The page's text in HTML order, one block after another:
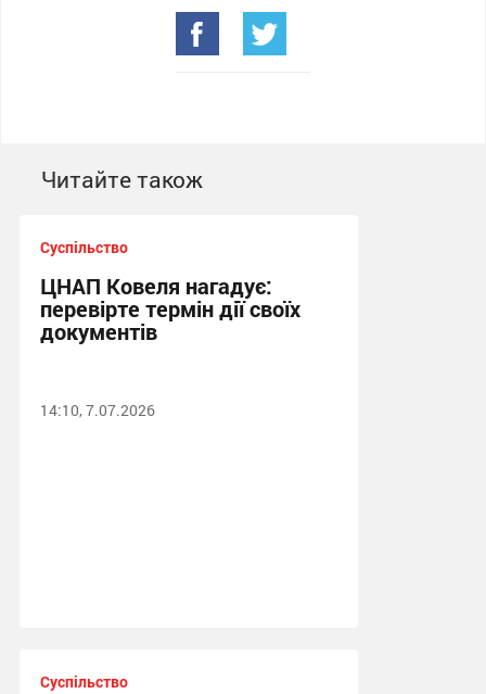
Читайте також
Суспільство
ЦНАП Ковеля нагадує:
перевірте термін дії своїх
документів
14:10, 7.07.2026
Суспільство